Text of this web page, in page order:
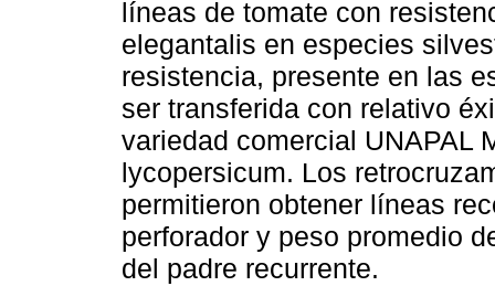
líneas de tomate con
elegantalis en especies
resistencia, presente en las
ser transferida con relativo
variedad comercial UNAPAL
lycopersicum. Los
permitieron obtener líneas
perforador y peso promedio
del padre recurrente.